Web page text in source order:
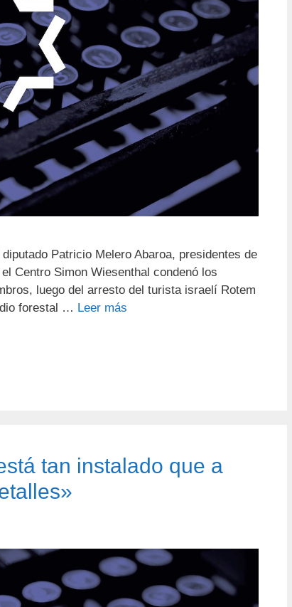
Patricio Melero Abaroa, presidentes de
Centro Simon Wiesenthal condenó los
luego del arresto del turista israelí Rotem
forestal … Leer más
tan instalado que a